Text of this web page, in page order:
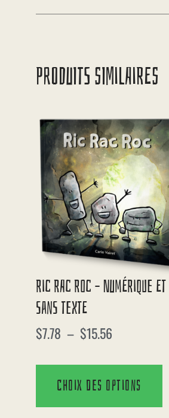
PRODUITS SIMILAIRES
Ric Rac Roc – Numérique Et
Sans Texte
$7.78 – $15.56
Choix des options